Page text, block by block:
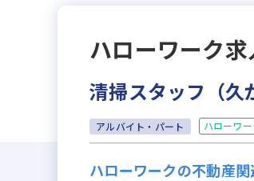
ハローワーク求
清掃スタッフ（久
アルバイト・パート ハローワ
ハローワークの不動産